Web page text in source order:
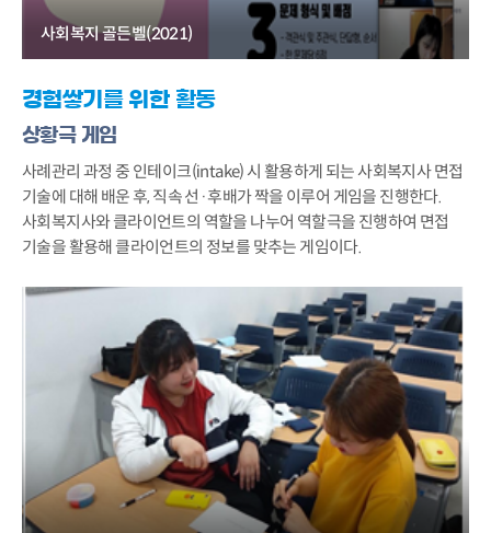
사회복지 골든벨(2021)
경험쌓기를 위한 활동
상황극 게임
사례관리 과정 중 인테이크(intake) 시 활용하게 되는 사회복지사 면접
기술에 대해 배운 후, 직속 선·후배가 짝을 이루어 게임을 진행한다.
사회복지사와 클라이언트의 역할을 나누어 역할극을 진행하여 면접
기술을 활용해 클라이언트의 정보를 맞추는 게임이다.